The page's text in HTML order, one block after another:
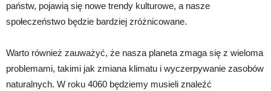
państw, pojawią się nowe trendy kulturowe, a nasze
społeczeństwo będzie bardziej zróżnicowane.
Warto również zauważyć, że nasza planeta zmaga się z wieloma
problemami, takimi jak zmiana klimatu i wyczerpywanie zasobów
naturalnych. W roku 4060 będziemy musieli znaleźć